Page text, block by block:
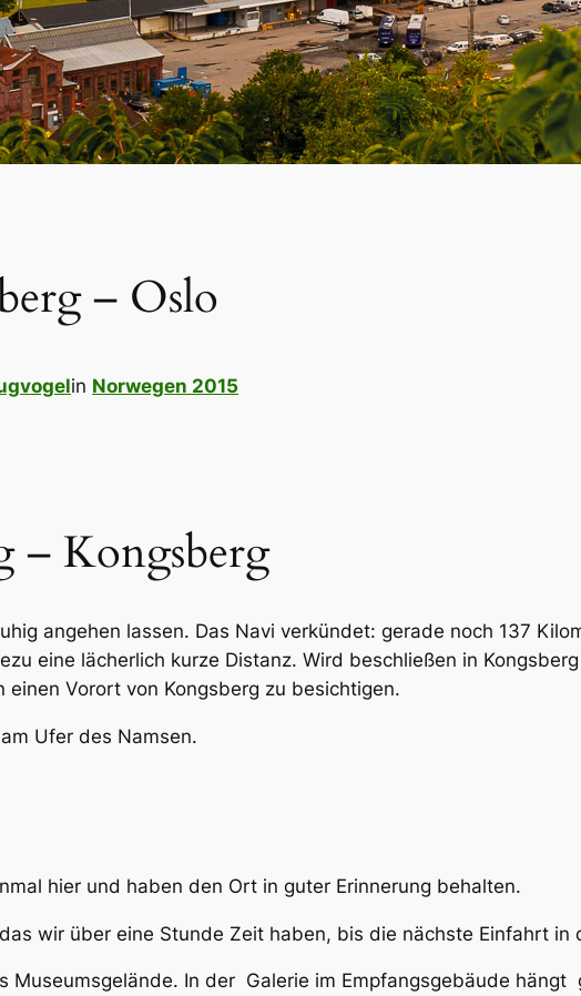
– Oslo
in Norwegen 2015
– Kongsberg
angehen lassen. Das Navi verkündet: gerade noch 137
eine lächerlich kurze Distanz. Wird beschließen in
Vorort von Kongsberg zu besichtigen.
Ufer des Namsen.
hier und haben den Ort in guter Erinnerung behalten.
wir über eine Stunde Zeit haben, bis die nächste Einfahrt in
Museumsgelände. In der Galerie im Empfangsgebäude